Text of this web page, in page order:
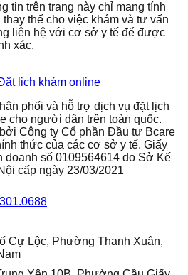
tin trên trang này chỉ mang tính
thế cho việc khám và tư vấn
liên hệ với cơ sở y tế để được
xác.
lịch khám online
phối và hỗ trợ dịch vụ đặt lịch
cho người dân trên toàn quốc.
Công ty Cổ phần Đầu tư Bcare
thức của các cơ sở y tế. Giấy
doanh số 0109564614 do Sở Kế
cấp ngày 23/03/2021
Cự Lộc, Phường Thanh Xuân,